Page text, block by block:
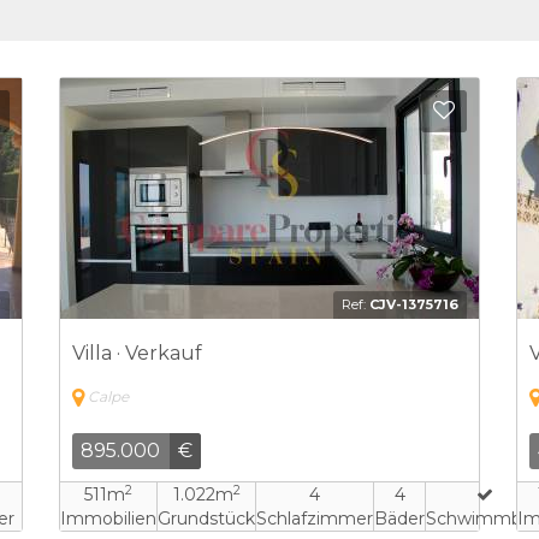
Favoriten hinzufügen
Ref:CJV-2775471
Villa · Verkauf
Calpe
500.000 €
250m
Immobilien
7.500m
Grundstück
Schlafzimmer
Bäder
Zu